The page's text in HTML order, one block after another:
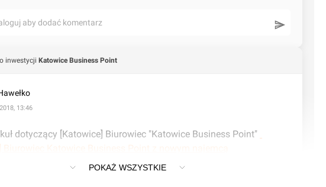
aby dodać komentarz
inwestycji Katowice Business Point
13:46
Biurowiec Katowice Business Point z nowym najemcą
POKAŻ WSZYSTKIE